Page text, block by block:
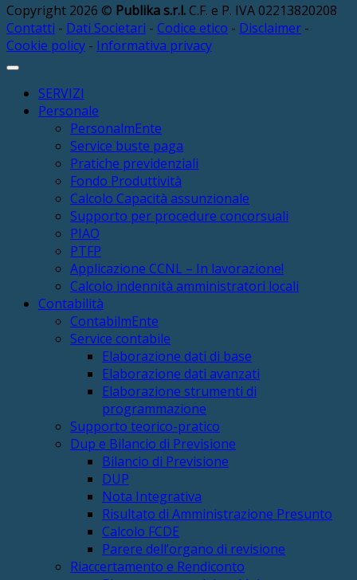
Copyright 2026 © Publika s.r.l. C.F. e P. IVA 02213820208
Contatti - Dati Societari - Codice etico - Disclaimer -
Cookie policy - Informativa privacy
SERVIZI
Personale
PersonalmEnte
Service buste paga
Pratiche previdenziali
Fondo Produttività
Calcolo Capacità assunzionale
Supporto per procedure concorsuali
PIAO
PTFP
Applicazione CCNL – In lavorazione!
Calcolo indennità amministratori locali
Contabilità
ContabilmEnte
Service contabile
Elaborazione dati di base
Elaborazione dati avanzati
Elaborazione strumenti di
programmazione
Supporto teorico-pratico
Dup e Bilancio di Previsione
Bilancio di Previsione
DUP
Nota Integrativa
Risultato di Amministrazione Presunto
Calcolo FCDE
Parere dell’organo di revisione
Riaccertamento e Rendiconto